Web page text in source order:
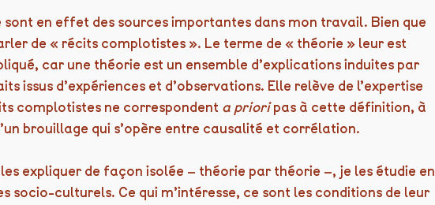
sont en effet des sources importantes dans mon travail. Bien que
de « récits complotistes ». Le terme de « théorie » leur est
car une théorie est un ensemble d’explications induites par
issus d’expériences et d’observations. Elle relève de l’expertise
complotistes ne correspondent a prioripas à cette définition, à
brouillage qui s’opère entre causalité et corrélation.
expliquer de façon isolée – théorie par théorie –, je les étudie en
socio-culturels. Ce qui m’intéresse, ce sont les conditions de leur